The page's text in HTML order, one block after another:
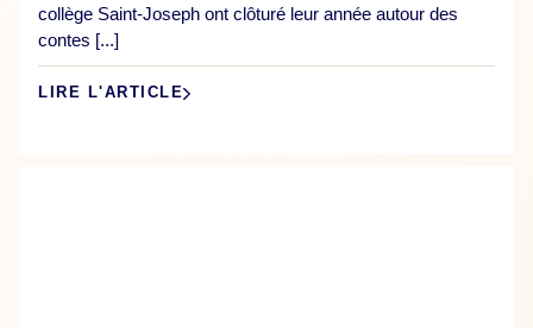
collège Saint-Joseph ont clôturé leur année autour des
contes [...]
LIRE L'ARTICLE